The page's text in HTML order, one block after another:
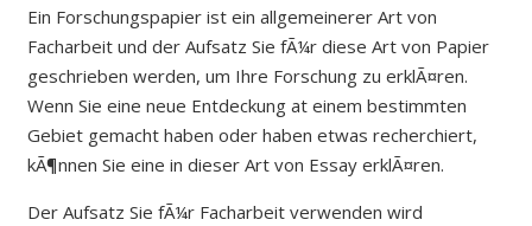
Ein Forschungspapier ist ein allgemeinerer Art von
Facharbeit und der Aufsatz Sie fÃ¼r diese Art von Papier
geschrieben werden, um Ihre Forschung zu erklÃ¤ren.
Wenn Sie eine neue Entdeckung at einem bestimmten
Gebiet gemacht haben oder haben etwas recherchiert,
kÃ¶nnen Sie eine in dieser Art von Essay erklÃ¤ren.
Der Aufsatz Sie fÃ¼r Facharbeit verwenden wird